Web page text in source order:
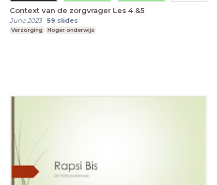
Context van de zorgvrager Les 4 &5
June 2023-59 slides
Verzorging Hoger onderwijs